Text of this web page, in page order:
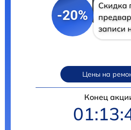
-20%
Скидка
записи
Цены на
Конец